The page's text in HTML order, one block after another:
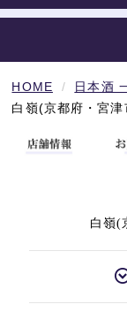
HOME
日本酒
白嶺(京都府・宮
白嶺(